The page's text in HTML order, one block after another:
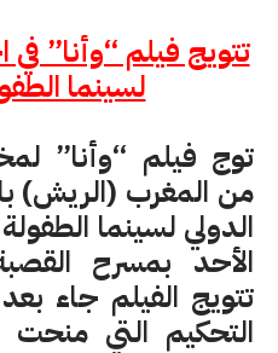
تتويج فيلم “وأنا” في
لسينما
توج فيلم “وأنا”
من المغرب (الريش)
الدولي لسينما
الأحد بمسرح
تتويج الفيلم جاء
التحكيم التي منحت